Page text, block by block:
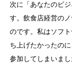
次に「あなたのビ
す。飲食店経営の
のです。私はソフ
ち上げたかったの
参加してしまいま